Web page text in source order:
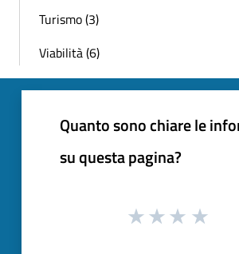
Turismo (3)
Viabilità (6)
Quanto sono chiare le
su questa pagina?